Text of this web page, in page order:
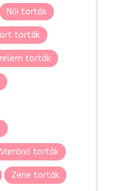
Női torták
torták
torták
Varrónő torták
Zene torták